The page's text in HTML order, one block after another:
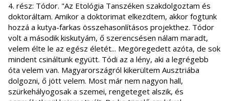
4. rész: Tódor. "Az Etológia Tanszéken szakdolgoztam és
doktoráltam. Amikor a doktorimat elkezdtem, akkor fogtunk
hozzá a kutya-farkas összehasonlításos projekthez. Tódor
volt a második kiskutyám, ő szerencsésen nálam maradt,
velem élte le az egész életét... Megöregedett azóta, de sok
mindent csináltunk együtt. Tódi az a lény, aki a legrégebb
óta velem van. Magyarországról kikerültem Ausztriába
dolgozni, ő jött velem. Most már nem nagyon hall,
szürkehályogosak a szemei, rengeteget alszik, és